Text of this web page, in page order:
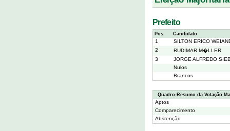
Prefeito
Pos. Candidato
1
SILTON ERICO
2
RUDIMAR M�LLER
3
JORGE ALFREDO
Nulos
Brancos
Quadro-Resumo da Votação
Aptos
Comparecimento
Abstenção